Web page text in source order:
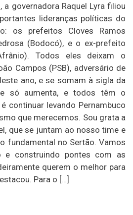
a governadora Raquel Lyra filiou
lideranças políticas do
os prefeitos Cloves Ramos
(Bodocó), e o ex-prefeito
Todos eles deixam o
Campos (PSB), adversário de
ano, e se somam à sigla da
só aumenta, e todos têm o
continuar levando Pernambuco
que merecemos. Sou grata a
que se juntam ao nosso time e
fundamental no Sertão. Vamos
e construindo pontes com as
querem o melhor para
Para o […]